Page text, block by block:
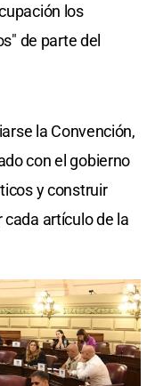
los
de parte del
la Convención,
con el gobierno
y construir
artículo de la